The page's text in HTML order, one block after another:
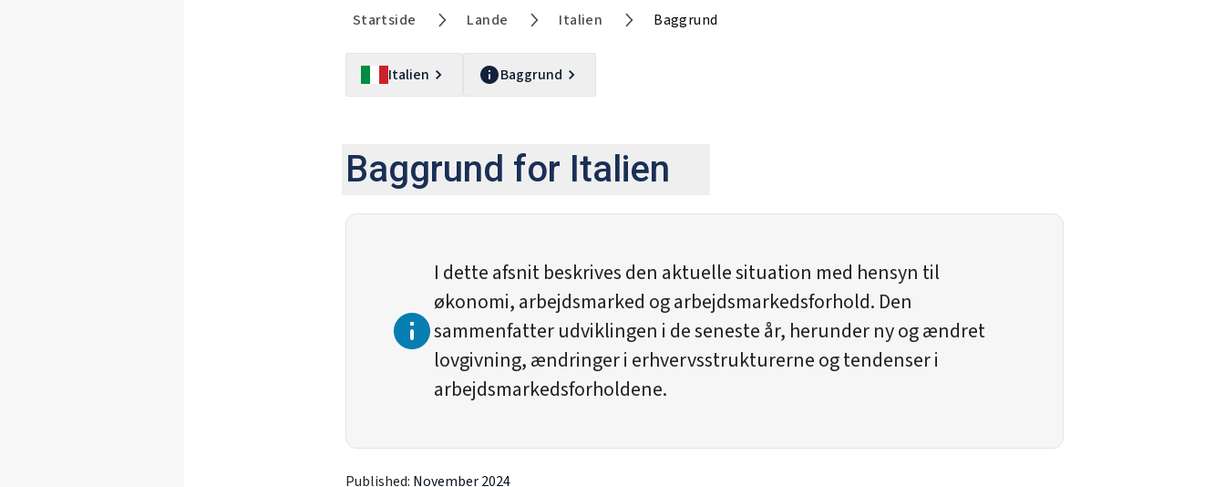
Startside Lande Italien Baggrund
Italien Baggrund
Baggrund for Italien
I dette afsnit beskrives den aktuelle situation med hensyn til
økonomi, arbejdsmarked og arbejdsmarkedsforhold. Den
sammenfatter udviklingen i de seneste år, herunder ny og ændret
lovgivning, ændringer i erhvervsstrukturerne og tendenser i
arbejdsmarkedsforholdene.
Published: November 2024